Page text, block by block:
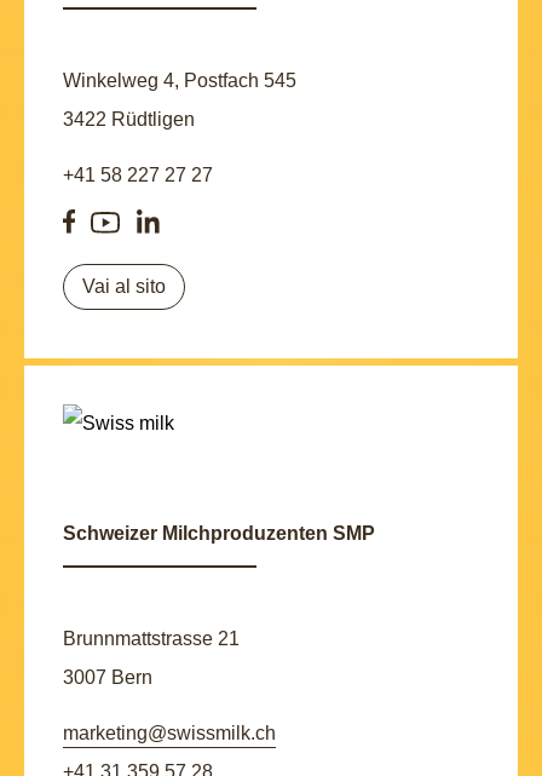
Winkelweg 4, Postfach 545
3422 Rüdtligen
+41 58 227 27 27
Vai al sito
Schweizer Milchproduzenten SMP
Brunnmattstrasse 21
3007 Bern
marketing@swissmilk.ch
+41 31 359 57 28